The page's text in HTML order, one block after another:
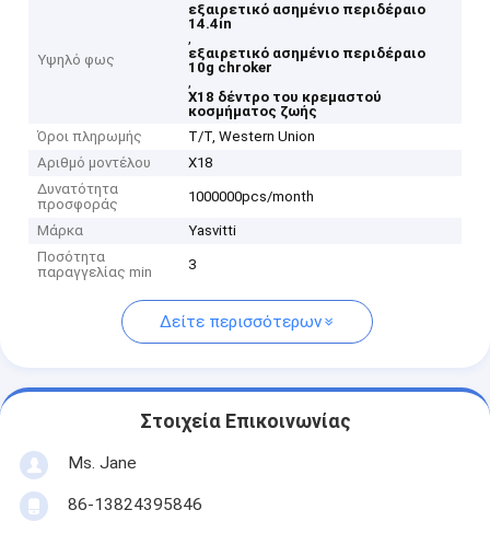
Υψηλό φως
εξαιρετικό ασημένιο περιδέραιο
14.4in
,
εξαιρετικό ασημένιο περιδέραιο
10g chroker
,
X18 δέντρο του κρεμαστού
κοσμήματος ζωής
Όροι πληρωμής
T/T, Western Union
Αριθμό μοντέλου
X18
Δυνατότητα
προσφοράς
1000000pcs/month
Μάρκα
Yasvitti
Ποσότητα
παραγγελίας min
3
Δείτε περισσότερων
Στοιχεία Επικοινωνίας
Ms. Jane
86-13824395846